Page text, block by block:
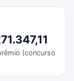
(concurso